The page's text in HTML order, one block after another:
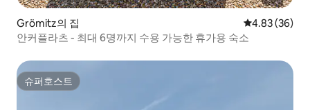
Grömitz의 집 평점 4.83점(5
4.83 (36)
안커플라츠 - 최대 6명까지 수용 가능한 휴가용 숙소
슈퍼호스트
슈퍼호스트